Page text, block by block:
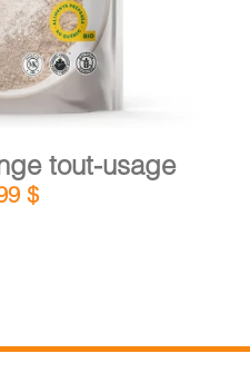
tout-usage
$